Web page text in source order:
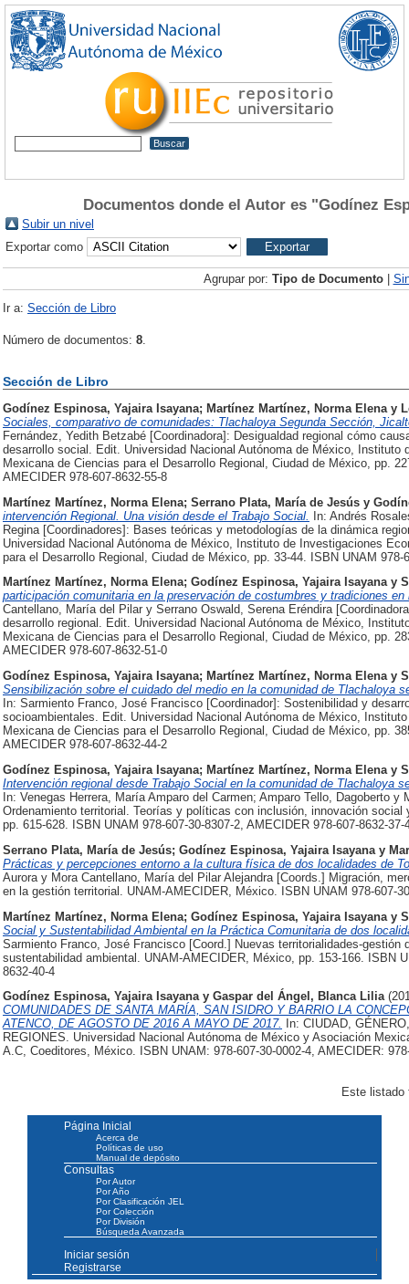
Documentos donde el Autor es "Godínez
Subir un nivel
Exportar como
Agrupar por: Tipo de Documento|
Ir a: Sección de Libro
Número de documentos: 8.
Sección de Libro
Godínez Espinosa, Yajaira Isayana; Martínez Martínez, Norma Elena y
Sociales, comparativo de comunidades: Tlachaloya Segunda Sección,
Fernández, Yedith Betzabé [Coordinadora]: Desigualdad regional cómo
desarrollo social. Edit. Universidad Nacional Autónoma de México,
Mexicana de Ciencias para el Desarrollo Regional, Ciudad de México, pp.
AMECIDER 978-607-8632-55-8
Martínez Martínez, Norma Elena; Serrano Plata, María de Jesús y
intervención Regional. Una visión desde el Trabajo Social. In: Andrés
Regina [Coordinadores]: Bases teóricas y metodologías de la dinámica
Universidad Nacional Autónoma de México, Instituto de Investigaciones
para el Desarrollo Regional, Ciudad de México, pp. 33-44. ISBN UNAM 978-
Martínez Martínez, Norma Elena; Godínez Espinosa, Yajaira Isayanay
participación comunitaria en la preservación de costumbres y tradiciones
Cantellano, María del Pilar y Serrano Oswald, Serena Eréndira
desarrollo regional. Edit. Universidad Nacional Autónoma de México,
Mexicana de Ciencias para el Desarrollo Regional, Ciudad de México, pp.
AMECIDER 978-607-8632-51-0
Godínez Espinosa, Yajaira Isayana; Martínez Martínez, Norma Elenay
Sensibilización sobre el cuidado del medio en la comunidad de Tlachaloya
In: Sarmiento Franco, José Francisco [Coordinador]: Sostenibilidad y
socioambientales. Edit. Universidad Nacional Autónoma de México,
Mexicana de Ciencias para el Desarrollo Regional, Ciudad de México, pp.
AMECIDER 978-607-8632-44-2
Godínez Espinosa, Yajaira Isayana; Martínez Martínez, Norma Elena y
Intervención regional desde Trabajo Social en la comunidad de Tlachaloya
In: Venegas Herrera, María Amparo del Carmen; Amparo Tello, Dagoberto
Ordenamiento territorial. Teorías y políticas con inclusión, innovación
pp. 615-628. ISBN UNAM 978-607-30-8307-2, AMECIDER 978-607-8632-37-
Serrano Plata, María de Jesús; Godínez Espinosa, Yajaira Isayana y
Prácticas y percepciones entorno a la cultura física de dos localidades de
Aurora y Mora Cantellano, María del Pilar Alejandra [Coords.] Migración,
en la gestión territorial. UNAM-AMECIDER, México. ISBN UNAM 978-607-
Martínez Martínez, Norma Elena; Godínez Espinosa, Yajaira Isayana y
Social y Sustentabilidad Ambiental en la Práctica Comunitaria de dos
Sarmiento Franco, José Francisco [Coord.] Nuevas territorialidades-
sustentabilidad ambiental. UNAM-AMECIDER, México, pp. 153-166. ISBN
8632-40-4
Godínez Espinosa, Yajaira Isayanay Gaspar del Ángel, Blanca Lilia
COMUNIDADES DE SANTA MARÍA, SAN ISIDRO Y BARRIO LA
ATENCO, DE AGOSTO DE 2016 A MAYO DE 2017.
In: CIUDAD,
REGIONES. Universidad Nacional Autónoma de México y Asociación
A.C, Coeditores, México. ISBN UNAM: 978-607-30-0002-4, AMECIDER:
Este
Página Inicial
Acerca de
Políticas de uso
Manual de depósito
Consultas
Por Autor
Por Año
Por Clasificación JEL
Por Colección
Por División
Búsqueda Avanzada
Iniciar sesión
Registrarse